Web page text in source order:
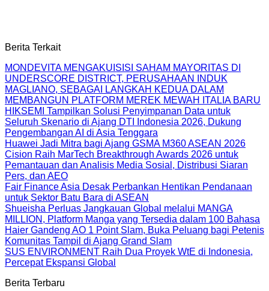
Berita Terkait
MONDEVITA MENGAKUISISI SAHAM MAYORITAS DI
UNDERSCORE DISTRICT, PERUSAHAAN INDUK
MAGLIANO, SEBAGAI LANGKAH KEDUA DALAM
MEMBANGUN PLATFORM MEREK MEWAH ITALIA BARU
HIKSEMI Tampilkan Solusi Penyimpanan Data untuk
Seluruh Skenario di Ajang DTI Indonesia 2026, Dukung
Pengembangan AI di Asia Tenggara
Huawei Jadi Mitra bagi Ajang GSMA M360 ASEAN 2026
Cision Raih MarTech Breakthrough Awards 2026 untuk
Pemantauan dan Analisis Media Sosial, Distribusi Siaran
Pers, dan AEO
Fair Finance Asia Desak Perbankan Hentikan Pendanaan
untuk Sektor Batu Bara di ASEAN
Shueisha Perluas Jangkauan Global melalui MANGA
MILLION, Platform Manga yang Tersedia dalam 100 Bahasa
Haier Gandeng AO 1 Point Slam, Buka Peluang bagi Petenis
Komunitas Tampil di Ajang Grand Slam
SUS ENVIRONMENT Raih Dua Proyek WtE di Indonesia,
Percepat Ekspansi Global
Berita Terbaru